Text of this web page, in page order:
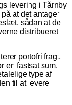
levering i Tårnby
at det antager
sådan at de
distribueret
portofri fragt,
en fastsat sum.
type af
til at levere